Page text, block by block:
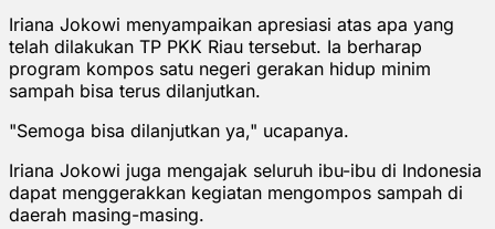
Iriana Jokowi menyampaikan apresiasi atas apa yang
telah dilakukan TP PKK Riau tersebut. Ia berharap
program kompos satu negeri gerakan hidup minim
sampah bisa terus dilanjutkan.
"Semoga bisa dilanjutkan ya," ucapanya.
Iriana Jokowi juga mengajak seluruh ibu-ibu di Indonesia
dapat menggerakkan kegiatan mengompos sampah di
daerah masing-masing.